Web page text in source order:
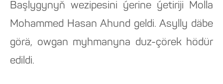
Başlygynyň wezipesini ýerine ýetiriji Molla
Mohammed Hasan Ahund geldi. Asylly däbe
görä, owgan myhmanyna duz-çörek hödür
edildi.